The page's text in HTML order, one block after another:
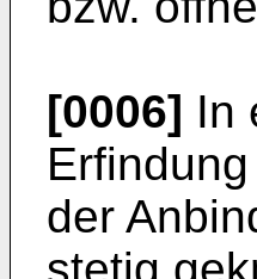
[0006] In
der